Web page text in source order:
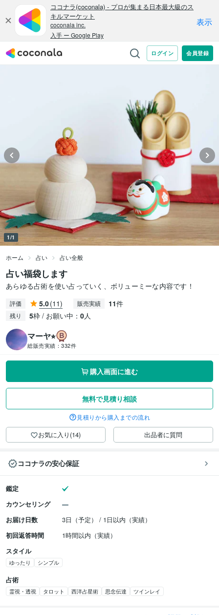
1/1
ホーム 占い 占い全般
占い福袋します
あらゆる占術を使い占っていく、ボリューミーな内容です！
評価 5.0(11) 販売実績 11件
残り 5枠 / お願い中： 0人
マーヤ⭐︎
総販売実績： 332件
購入画面に進む
無料で見積り相談
見積りから購入までの流れ
お気に入り(14) 出品者に質問
ココナラの安心保証
鑑定
カウンセリング
お届け日数
3日（予定） / 1日以内（実績）
初回返答時間
1時間以内（実績）
スタイル
ゆったり シンプル
占術
霊視・透視 タロット 西洋占星術 思念伝達 ツインレイ